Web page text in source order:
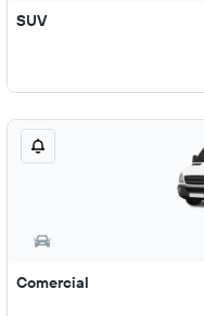
SUV
Comercial